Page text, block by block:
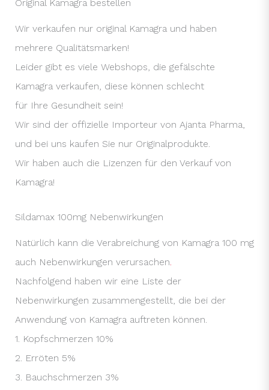
Original Kamagra bestellen
Wir verkaufen nur original Kamagra und haben
mehrere Qualitätsmarken!
Leider gibt es viele Webshops, die gefälschte
Kamagra verkaufen, diese können schlecht
für Ihre Gesundheit sein!
Wir sind der offizielle Importeur von Ajanta Pharma,
und bei uns kaufen Sie nur Originalprodukte.
Wir haben auch die Lizenzen für den Verkauf von
Kamagra!
Sildamax 100mg Nebenwirkungen
Natürlich kann die Verabreichung von Kamagra 100 mg
auch Nebenwirkungen verursachen.
Nachfolgend haben wir eine Liste der
Nebenwirkungen zusammengestellt, die bei der
Anwendung von Kamagra auftreten können.
1. Kopfschmerzen 10%
2. Erröten 5%
3. Bauchschmerzen 3%